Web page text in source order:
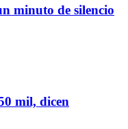
minuto de silencio
mil, dicen